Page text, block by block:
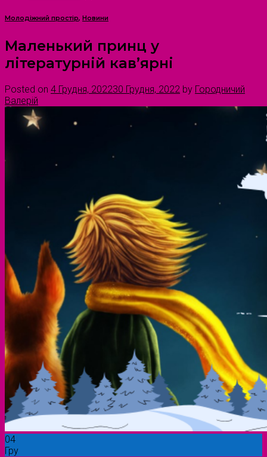
Молодіжний простір, Новини
Маленький принц у
літературній кав’ярні
Posted on 4 Грудня, 202230 Грудня, 2022 by Городничий
Валерій
04
Гру